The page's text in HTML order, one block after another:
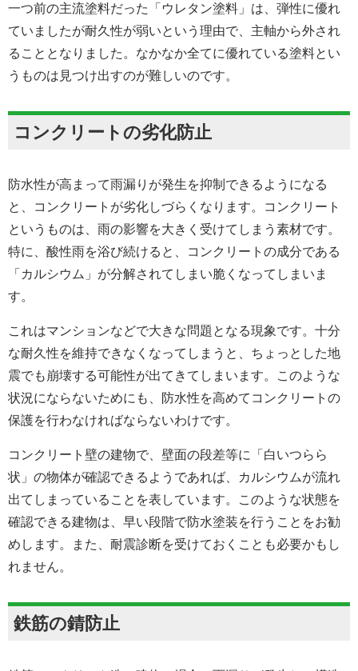
一つ前の主流塗料だった「ウレタン塗料」は、弾性に優れ
ていましたが耐久性が弱いという理由で、主軸から外され
ることとなりました。なかなか全てに優れている塗料とい
うものは見つけ出すのが難しいのです。
コンクリートの劣化防止
防水性が高まって雨漏りが発生を抑制できるようになる
と、コンクリートが劣化しづらくなります。コンクリート
というものは、雨の影響を大きく受けてしまう素材です。
特に、酸性雨を浴び続けると、コンクリートの成分である
「カルシウム」が分解されてしまい脆くなってしまいま
す。
これはマンションなどで大きな問題となる現象です。十分
な耐久性を維持できなくなってしまうと、ちょっとした地
震でも崩壊する可能性が出てきてしまいます。このような
状況にならないためにも、防水性を高めてコンクリートの
保護を行わなければならないわけです。
コンクリート壁の建物で、壁面の段差等に「白いつらら
状」の物体が確認できるようであれば、カルシウムが流れ
出てしまっていることを表しています。このような状態を
確認できる建物は、早い段階で防水塗装を行うことをお勧
めします。また、耐震診断を受けておくことも必要かもし
れません。
鉄筋の錆防止